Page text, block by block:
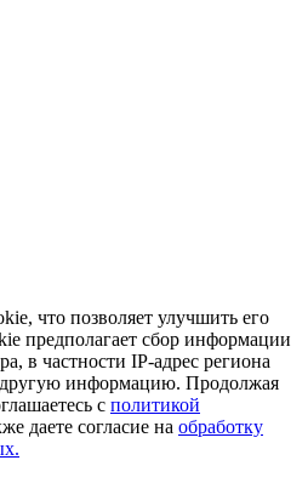
что позволяет улучшить его
предполагает сбор информации
в частности IP-адрес региона
информацию. Продолжая
с политикой
даете согласие на обработку